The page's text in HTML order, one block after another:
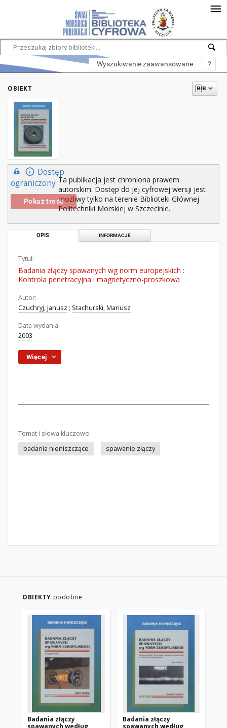
Wyszukiwanie zaawansowane ?
OBIEKT
Dostęp
ograniczony
Pokaż treść
Ta publikacja jest chroniona prawem
autorskim. Dostęp do jej cyfrowej wersji jest
możliwy tylko na terenie Biblioteki Głównej
Politechniki Morskiej w Szczecinie.
OPIS INFORMACJE
Tytuł:
Badania złączy spawanych wg norm europejskich :
Kontrola penetracyjna i magnetyczno-proszkowa
Autor:
Czuchryj, Janusz ; Stachurski, Mariusz
Data wydania:
2003
Więcej
Temat i słowa kluczowe:
badania nieniszczące
spawanie złączy
OBIEKTY podobne
Badania złączy
spawanych według
Badania złączy
spawanych według